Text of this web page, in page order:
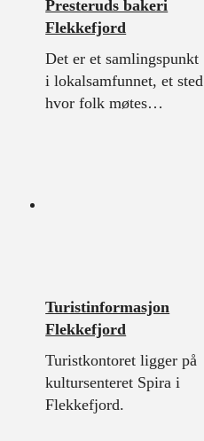
Presteruds bakeri
Flekkefjord
Det er et samlingspunkt
i lokalsamfunnet, et sted
hvor folk møtes…
Turistinformasjon
Flekkefjord
Turistkontoret ligger på
kultursenteret Spira i
Flekkefjord.